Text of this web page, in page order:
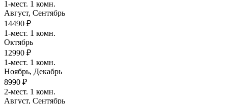
1-мест. 1 комн.
Август, Сентябрь
14490 ₽
1-мест. 1 комн.
Октябрь
12990 ₽
1-мест. 1 комн.
Ноябрь, Декабрь
8990 ₽
2-мест. 1 комн.
Август, Сентябрь